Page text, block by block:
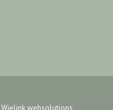
Wielink websolutions